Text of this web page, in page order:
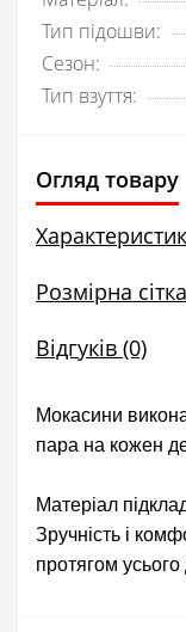
Тип підошви:
Сезон:
Тип взуття:
Огляд товару
Розмірна сітка
Відгуків (0)
Мокасини
пара на кожен
Матеріал
Зручність і
протягом усього